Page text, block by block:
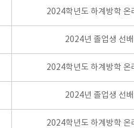
2024학년도 하계방학 온
2024년 졸업생 선
2024학년도 하계방학 온
2024년 졸업생 선
2024학년도 하계방학 온